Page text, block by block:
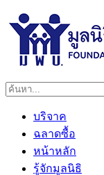
บริจาค
ฉลาดซื้อ
หน้าหลัก
รู้จักมูลนิธิ